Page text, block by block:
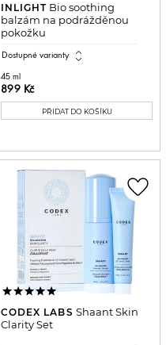
INLIGHT Bio soothing
balzám na podrážděnou
pokožku
Dostupné varianty expand_all
45 ml
899 Kč
PŘIDAT DO KOŠÍKU
CODEX LABS Shaant Skin
Clarity Set
favorite_border